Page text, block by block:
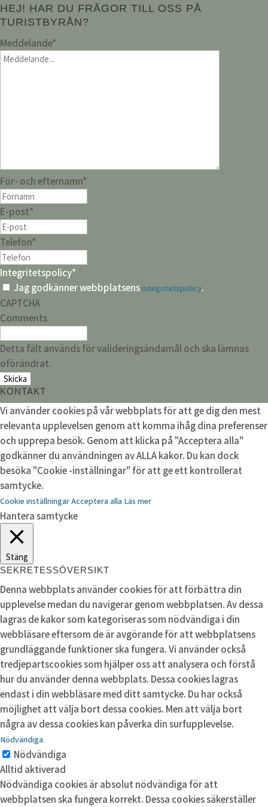
HEJ! HAR DU FRÅGOR TILL OSS PÅ
TURISTBYRÅN?
Meddelande*
För- och efternamn*
E-post*
Telefon*
Integritetspolicy*
Jag godkänner webbplatsensintegritetspolicy.
CAPTCHA
Comments
Detta fält används för valideringsändamål och ska lämnas
oförändrat.
KONTAKT
Vi använder cookies på vår webbplats för att ge dig den mest
relevanta upplevelsen genom att komma ihåg dina preferenser
och upprepa besök. Genom att klicka på "Acceptera alla"
godkänner du användningen av ALLA kakor. Du kan dock
besöka "Cookie -inställningar" för att ge ett kontrollerat
samtycke.
Cookie inställningarAcceptera alla Läs mer
Hantera samtycke
Stäng
SEKRETESSÖVERSIKT
Denna webbplats använder cookies för att förbättra din
upplevelse medan du navigerar genom webbplatsen. Av dessa
lagras de kakor som kategoriseras som nödvändiga i din
webbläsare eftersom de är avgörande för att webbplatsens
grundläggande funktioner ska fungera. Vi använder också
tredjepartscookies som hjälper oss att analysera och förstå
hur du använder denna webbplats. Dessa cookies lagras
endast i din webbläsare med ditt samtycke. Du har också
möjlighet att välja bort dessa cookies. Men att välja bort
några av dessa cookies kan påverka din surfupplevelse.
Nödvändiga
Nödvändiga
Alltid aktiverad
Nödvändiga cookies är absolut nödvändiga för att
webbplatsen ska fungera korrekt. Dessa cookies säkerställer